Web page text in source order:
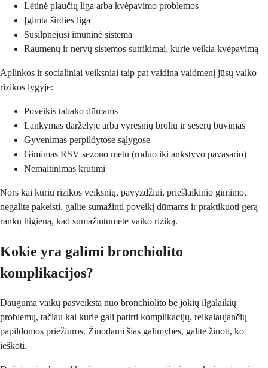
Lėtinė plaučių liga arba kvėpavimo problemos
Įgimta širdies liga
Susilpnėjusi imuninė sistema
Raumenų ir nervų sistemos sutrikimai, kurie veikia kvėpavimą
Aplinkos ir socialiniai veiksniai taip pat vaidina vaidmenį jūsų vaiko
rizikos lygyje:
Poveikis tabako dūmams
Lankymas darželyje arba vyresnių brolių ir seserų buvimas
Gyvenimas perpildytose sąlygose
Gimimas RSV sezono metu (ruduo iki ankstyvo pavasario)
Nemaitinimas krūtimi
Nors kai kurių rizikos veiksnių, pavyzdžiui, priešlaikinio gimimo,
negalite pakeisti, galite sumažinti poveikį dūmams ir praktikuoti gerą
rankų higieną, kad sumažintumėte vaiko riziką.
Kokie yra galimi bronchiolito
komplikacijos?
Dauguma vaikų pasveiksta nuo bronchiolito be jokių ilgalaikių
problemų, tačiau kai kurie gali patirti komplikacijų, reikalaujančių
papildomos priežiūros. Žinodami šias galimybes, galite žinoti, ko
ieškoti.